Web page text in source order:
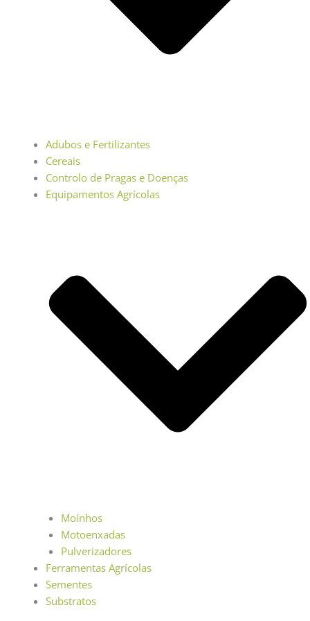
Adubos e Fertilizantes
Cereais
Controlo de Pragas e Doenças
Equipamentos Agrícolas
Moínhos
Motoenxadas
Pulverizadores
Ferramentas Agrícolas
Sementes
Substratos